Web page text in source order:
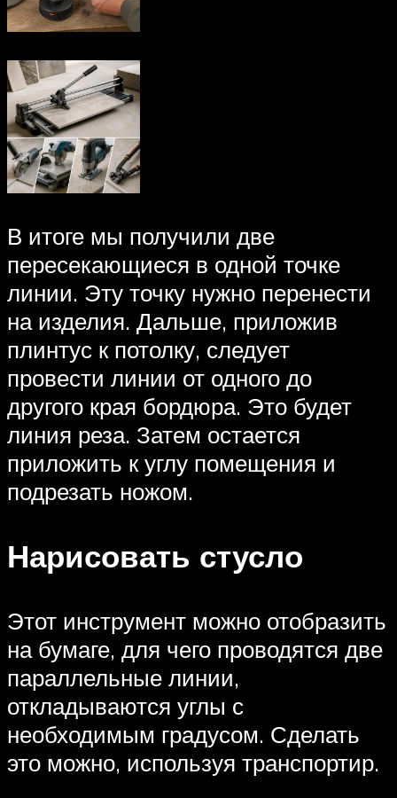
В итоге мы получили две
пересекающиеся в одной точке
линии. Эту точку нужно перенести
на изделия. Дальше, приложив
плинтус к потолку, следует
провести линии от одного до
другого края бордюра. Это будет
линия реза. Затем остается
приложить к углу помещения и
подрезать ножом.
Нарисовать стусло
Этот инструмент можно отобразить
на бумаге, для чего проводятся две
параллельные линии,
откладываются углы с
необходимым градусом. Сделать
это можно, используя транспортир.